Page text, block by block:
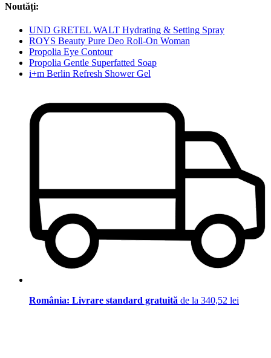
Noutăți:
UND GRETEL WALT Hydrating & Setting Spray
ROYS Beauty Pure Deo Roll-On Woman
Propolia Eye Contour
Propolia Gentle Superfatted Soap
i+m Berlin Refresh Shower Gel
România: Livrare standard gratuită de la 340,52 lei